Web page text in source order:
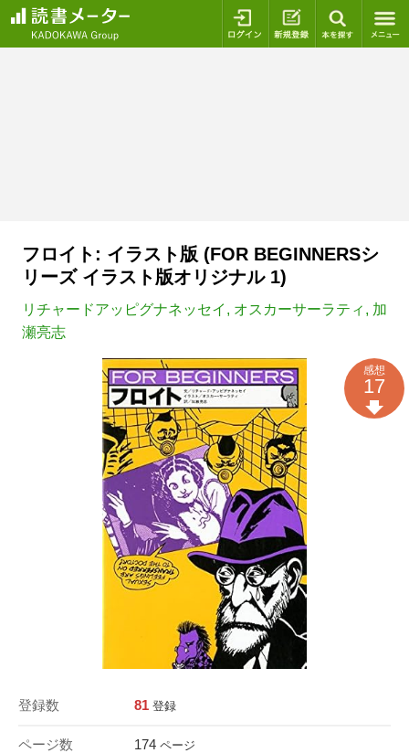
ログイン 新規登録
フロイト: イラスト版 (FOR BEGINNERSシ
リーズ イラスト版オリジナル 1)
リチャードアッピグナネッセイ , オスカーサーラティ , 加
瀬亮志
登録数 81 登録
ページ数 174 ページ
感想
17